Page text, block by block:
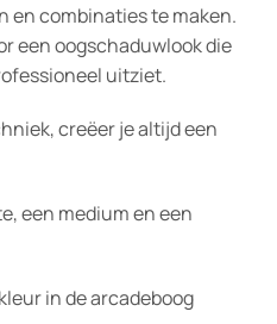
en combinaties te maken.
een oogschaduwlook die
uitziet.
creëer je altijd een
een medium en een
in de arcadeboog